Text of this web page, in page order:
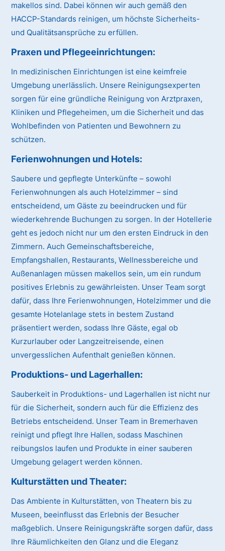
makellos sind. Dabei können wir auch gemäß den
HACCP-Standards reinigen, um höchste Sicherheits-
und Qualitätsansprüche zu erfüllen.
Praxen und Pflegeeinrichtungen:
In medizinischen Einrichtungen ist eine keimfreie
Umgebung unerlässlich. Unsere Reinigungsexperten
sorgen für eine gründliche Reinigung von Arztpraxen,
Kliniken und Pflegeheimen, um die Sicherheit und das
Wohlbefinden von Patienten und Bewohnern zu
schützen.
Ferienwohnungen und Hotels:
Saubere und gepflegte Unterkünfte – sowohl
Ferienwohnungen als auch Hotelzimmer – sind
entscheidend, um Gäste zu beeindrucken und für
wiederkehrende Buchungen zu sorgen. In der Hotellerie
geht es jedoch nicht nur um den ersten Eindruck in den
Zimmern. Auch Gemeinschaftsbereiche,
Empfangshallen, Restaurants, Wellnessbereiche und
Außenanlagen müssen makellos sein, um ein rundum
positives Erlebnis zu gewährleisten. Unser Team sorgt
dafür, dass Ihre Ferienwohnungen, Hotelzimmer und die
gesamte Hotelanlage stets in bestem Zustand
präsentiert werden, sodass Ihre Gäste, egal ob
Kurzurlauber oder Langzeitreisende, einen
unvergesslichen Aufenthalt genießen können.
Produktions- und Lagerhallen:
Sauberkeit in Produktions- und Lagerhallen ist nicht nur
für die Sicherheit, sondern auch für die Effizienz des
Betriebs entscheidend. Unser Team in Bremerhaven
reinigt und pflegt Ihre Hallen, sodass Maschinen
reibungslos laufen und Produkte in einer sauberen
Umgebung gelagert werden können.
Kulturstätten und Theater:
Das Ambiente in Kulturstätten, von Theatern bis zu
Museen, beeinflusst das Erlebnis der Besucher
maßgeblich. Unsere Reinigungskräfte sorgen dafür, dass
Ihre Räumlichkeiten den Glanz und die Eleganz